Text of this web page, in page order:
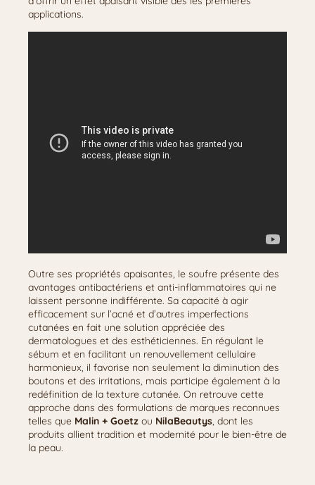
applications.
Outre ses propriétés apaisantes, le soufre présente des
avantages antibactériens et anti-inflammatoires qui ne
laissent personne indifférente. Sa capacité à agir
efficacement sur l’acné et d’autres imperfections
cutanées en fait une solution appréciée des
dermatologues et des esthéticiennes. En régulant le
sébum et en facilitant un renouvellement cellulaire
harmonieux, il favorise non seulement la diminution des
boutons et des irritations, mais participe également à la
redéfinition de la texture cutanée. On retrouve cette
approche dans des formulations de marques reconnues
telles que Malin + Goetz ou NilaBeautys, dont les
produits allient tradition et modernité pour le bien-être de
la peau.